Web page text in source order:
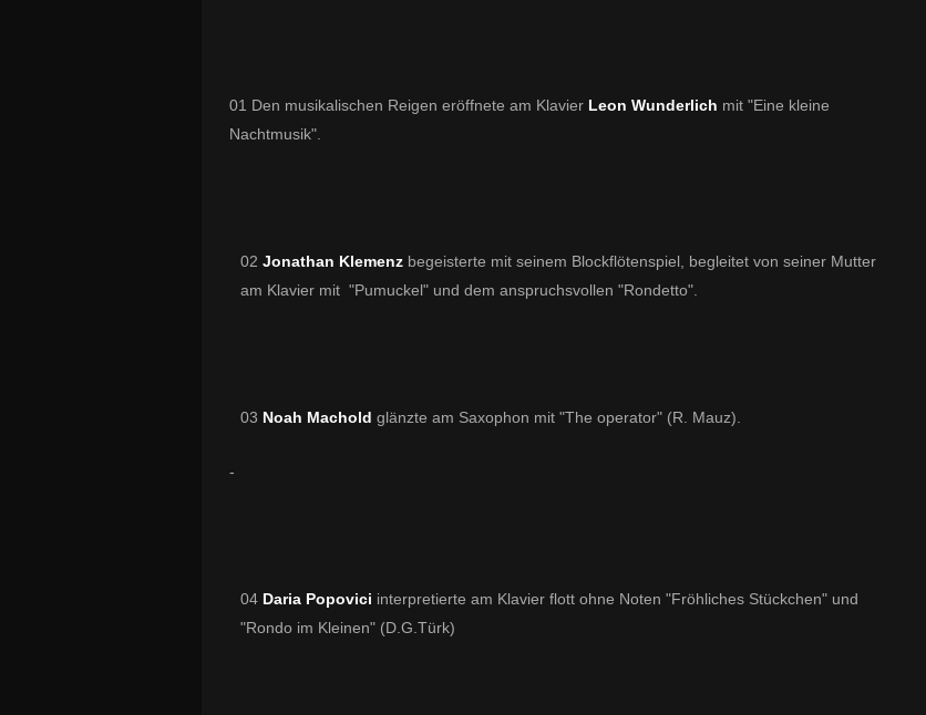
01 Den musikalischen Reigen eröffnete am Klavier Leon Wunderlich mit "Eine kleine
Nachtmusik".
02 Jonathan Klemenz begeisterte mit seinem Blockflötenspiel, begleitet von seiner Mutter
am Klavier mit "Pumuckel" und dem anspruchsvollen "Rondetto".
03 Noah Machold glänzte am Saxophon mit "The operator" (R. Mauz).
-
04 Daria Popovici interpretierte am Klavier flott ohne Noten "Fröhliches Stückchen" und
"Rondo im Kleinen" (D.G.Türk)